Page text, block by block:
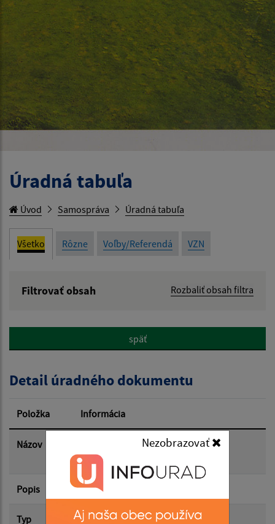
Nezobrazovať
Úradná tabuľa
Úvod Samospráva Úradná tabuľa
Všetko Rôzne Voľby/Referendá VZN
Filtrovať obsah Rozbaliť obsah filtra
Popis:
Dátum zverejnenia od:
Dátum zverejnenia do:
Filtrovať
späť
Detail úradného dokumentu
Položka Informácia
Názov
Referendum 2026 vymenovanie
zapisovateľa
Popis
Typ Rôzne